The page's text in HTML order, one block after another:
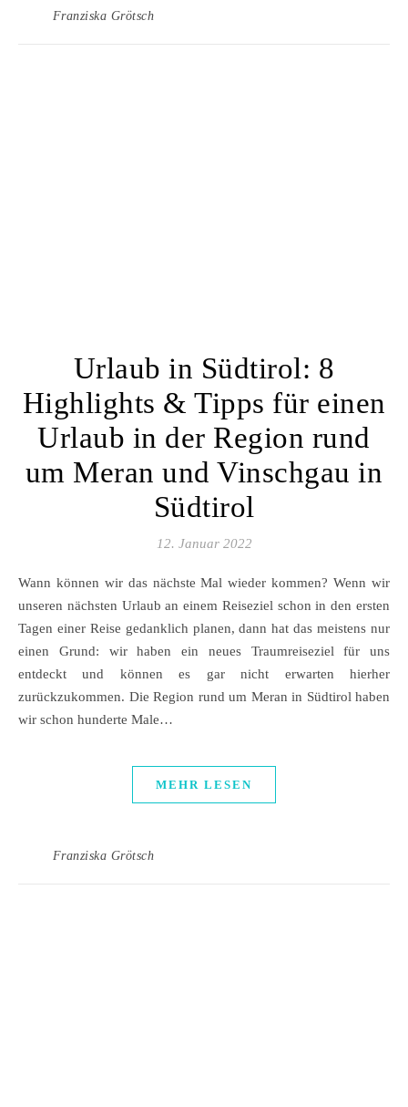
Franziska Grötsch
Urlaub in Südtirol: 8
Highlights & Tipps für einen
Urlaub in der Region rund
um Meran und Vinschgau in
Südtirol
12. Januar 2022
Wann können wir das nächste Mal wieder kommen? Wenn wir
unseren nächsten Urlaub an einem Reiseziel schon in den ersten
Tagen einer Reise gedanklich planen, dann hat das meistens nur
einen Grund: wir haben ein neues Traumreiseziel für uns
entdeckt und können es gar nicht erwarten hierher
zurückzukommen. Die Region rund um Meran in Südtirol haben
wir schon hunderte Male…
MEHR LESEN
Franziska Grötsch